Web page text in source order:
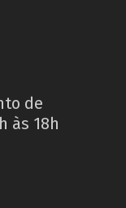
de
às 18h